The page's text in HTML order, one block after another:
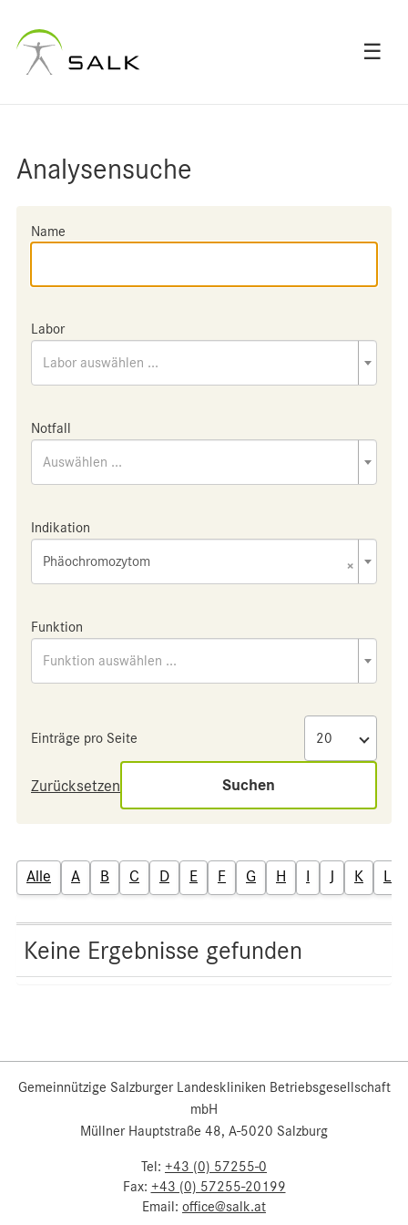
☰
Analysensuche
Name
Labor
Labor auswählen ...
Notfall
Auswählen ...
Indikation
×
Phäochromozytom
Funktion
Funktion auswählen ...
Einträge pro Seite
Zurücksetzen Suchen
Alle A B C D E F G H I J K L
Keine Ergebnisse gefunden
Gemeinnützige Salzburger Landeskliniken Betriebsgesellschaft
mbH
Müllner Hauptstraße 48, A-5020 Salzburg
Tel: +43 (0) 57255-0
Fax: +43 (0) 57255-20199
Email: office@salk.at